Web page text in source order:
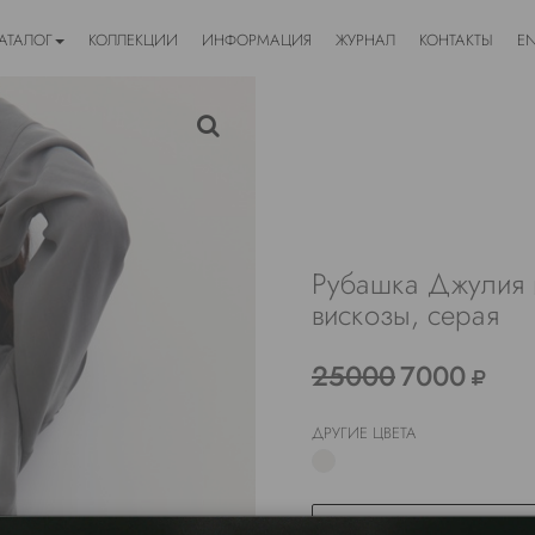
КОЛЛЕКЦИИ ИНФОРМАЦИЯ ЖУРНАЛ КОНТАКТЫ
Рубашка Джулия
вискозы, серая
250007000
ДРУГИЕ ЦВЕТА